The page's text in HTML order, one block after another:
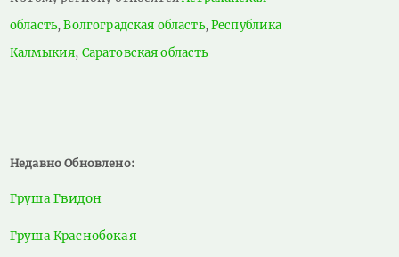
область,Волгоградская область,Республика
Калмыкия, Саратовская область
Недавно Обновлено:
Груша Гвидон
Груша Краснобокая